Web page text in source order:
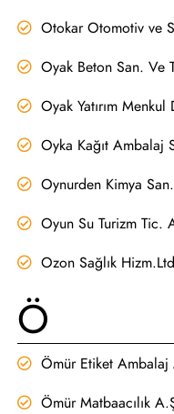
Otokar Otomotiv ve
Oyak Beton San. Ve
Oyak Yatırım
Oyka Kağıt Ambalaj
Oynurden Kimya
Oyun Su Turizm Tic.
Ozon Sağlık
Ö
Ömür Etiket Ambalaj
Ömür Matbaacılık